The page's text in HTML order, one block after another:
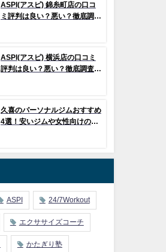
ASPI(アスピ) 錦糸町店の口コ
ミ評判は良い？悪い？徹底調査
ASPI(アスピ) 横浜店の口コミ
評判は良い？悪い？徹底調査し
久喜のパーソナルジムおすすめ
4選！安いジムや女性向けのジ
ASPI 24/7Workout
エクササイズコーチ
かたぎり塾